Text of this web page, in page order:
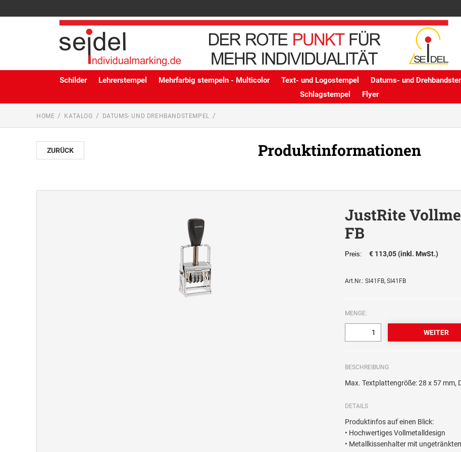
Schilder Lehrerstempel Mehrfarbig stempeln - Multicolor Text- und Logostempel Datums- und
Schlagstempel
Flyer
HOME KATALOG DATUMS- UND DREHBANDSTEMPEL
ZURÜCK Produktinformationen
JustRite
FB
Preis: € 113,05 (inkl. MwSt.)
Art.Nr.: SI41FB, SI41FB
MENGE:
BESCHREIBUNG
Max. Textplattengröße: 28 x 57 mm,
DETAILS
Produktinfos auf einen Blick:
• Hochwertiges Vollmetalldesign
• Metallkissenhalter mit